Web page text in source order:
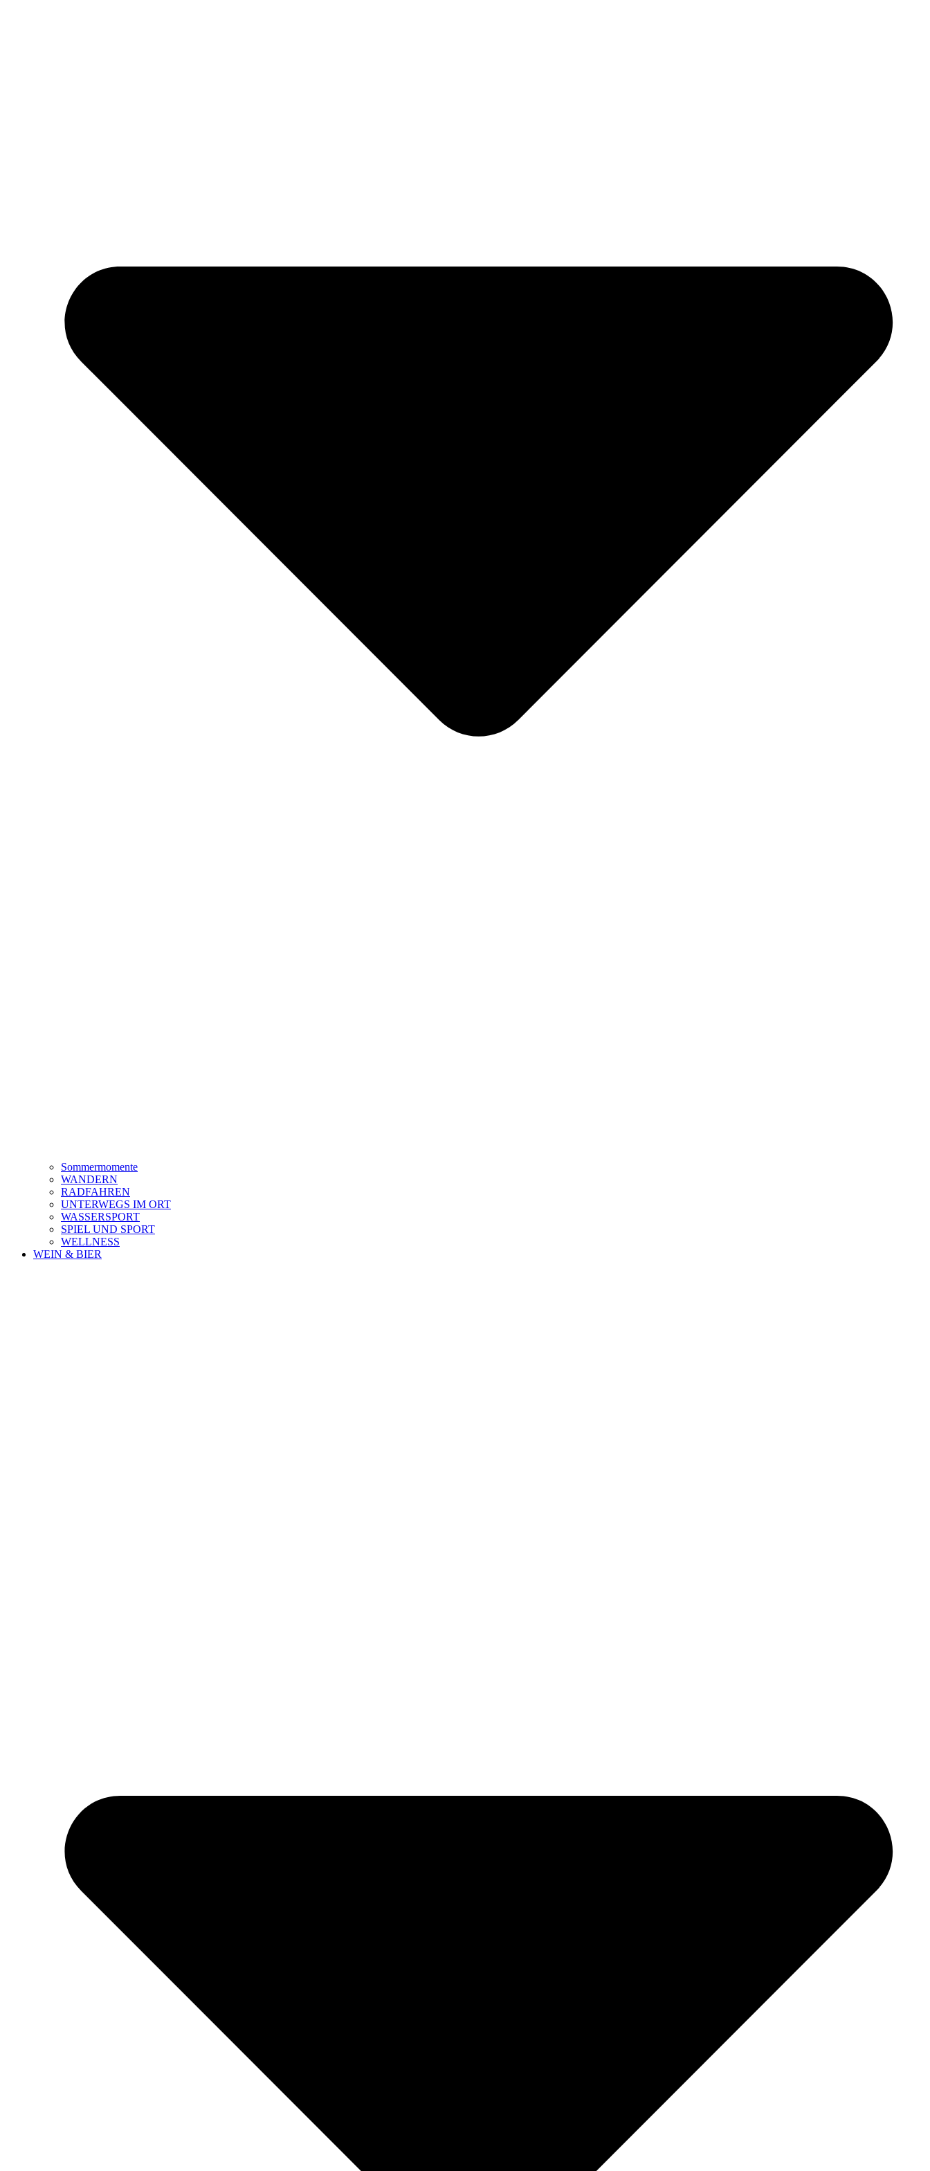
Sommermomente
WANDERN
RADFAHREN
UNTERWEGS IM ORT
WASSERSPORT
SPIEL UND SPORT
WELLNESS
WEIN & BIER